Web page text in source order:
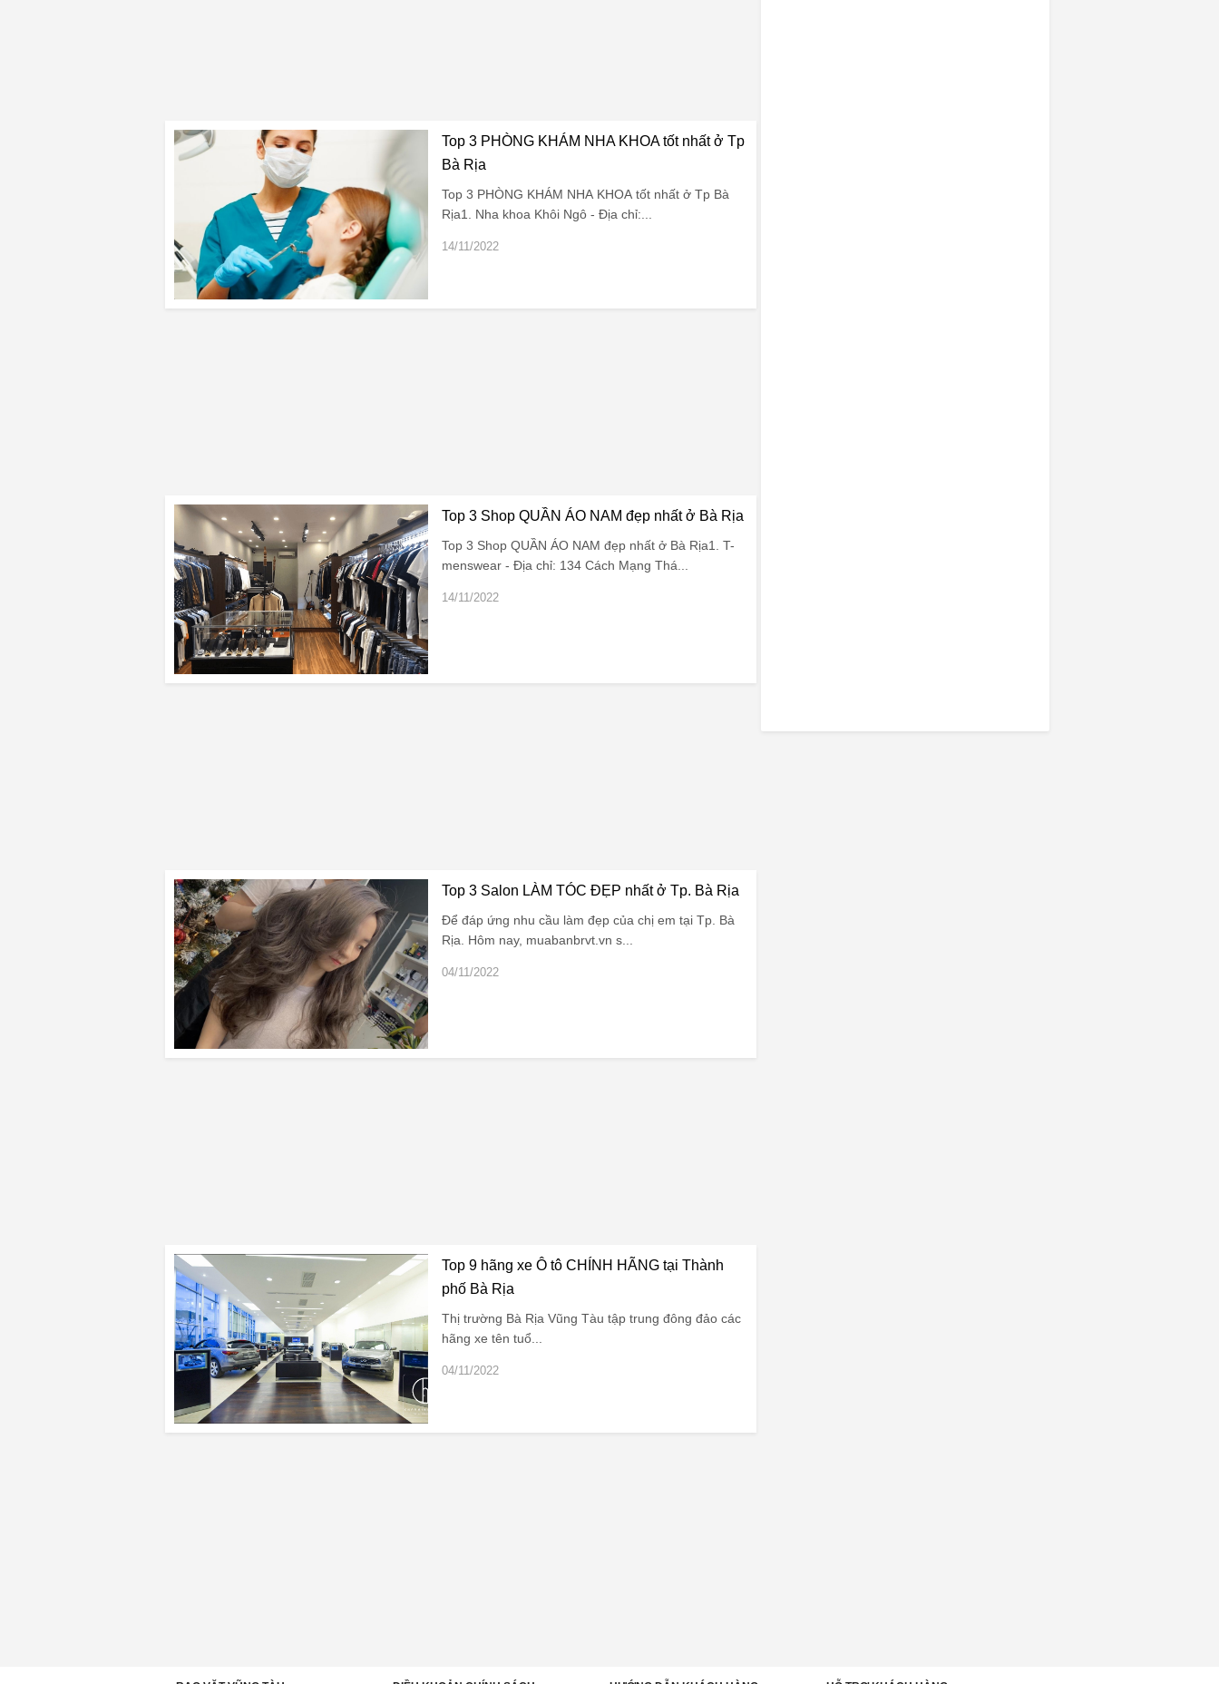
Top 3 PHÒNG KHÁM NHA KHOA tốt nhất ở Tp
Bà Rịa
Top 3 PHÒNG KHÁM NHA KHOA tốt nhất ở Tp Bà
Rịa1. Nha khoa Khôi Ngô - Địa chỉ:...
14/11/2022
Top 3 Shop QUẦN ÁO NAM đẹp nhất ở Bà Rịa
Top 3 Shop QUẦN ÁO NAM đẹp nhất ở Bà Rịa1. T-
menswear - Địa chỉ: 134 Cách Mạng Thá...
14/11/2022
Top 3 Salon LÀM TÓC ĐẸP nhất ở Tp. Bà Rịa
Để đáp ứng nhu cầu làm đẹp của chị em tại Tp. Bà
Rịa. Hôm nay, muabanbrvt.vn s...
04/11/2022
Top 9 hãng xe Ô tô CHÍNH HÃNG tại Thành
phố Bà Rịa
Thị trường Bà Rịa Vũng Tàu tập trung đông đảo các
hãng xe tên tuổ...
04/11/2022